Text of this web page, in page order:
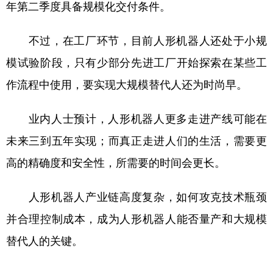
年第二季度具备规模化交付条件。
不过，在工厂环节，目前人形机器人还处于小规
模试验阶段，只有少部分先进工厂开始探索在某些工
作流程中使用，要实现大规模替代人还为时尚早。
业内人士预计，人形机器人更多走进产线可能在
未来三到五年实现；而真正走进人们的生活，需要更
高的精确度和安全性，所需要的时间会更长。
人形机器人产业链高度复杂，如何攻克技术瓶颈
并合理控制成本，成为人形机器人能否量产和大规模
替代人的关键。